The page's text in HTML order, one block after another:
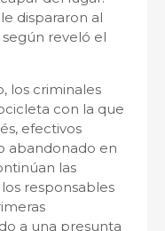
dispararon al
reveló el
los criminales
con la que
efectivos
abandonado en
las
responsables
a una presunta